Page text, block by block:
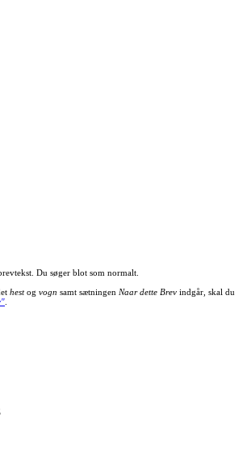
Du søger blot som normalt.
hestog vogn samt sætningen Naar dette Brevindgår, skal du
.